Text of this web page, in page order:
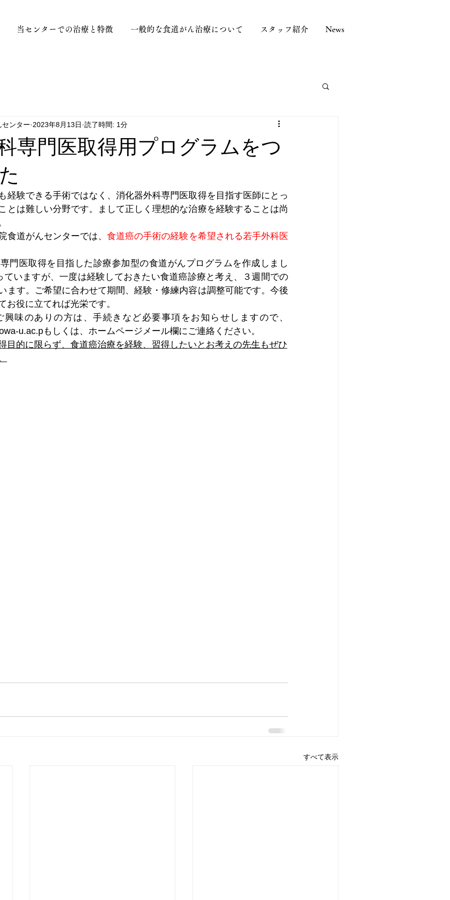
当センターでの治療と特徴 一般的な食道がん治療について スタッフ紹介 News
専門医取得用プログラムをつ
ンター 2023年8月13日 読了時間: 1分
経験できる手術ではなく、消化器外科専門医取得を目指す医師にとっ
とは難しい分野です。まして正しく理想的な治療を経験することは尚
食道がんセンターでは、食道癌の手術の経験を希望される若手外科医
門医取得を目指した診療参加型の食道がんプログラムを作成しまし
ていますが、一度は経験しておきたい食道癌診療と考え、３週間での
ます。ご希望に合わせて期間、経験・修練内容は調整可能です。今後
お役に立てれば光栄です。
興味のありの方は、手続きなど必要事項をお知らせしますので、
u.ac.pもしくは、ホームページメール欄にご連絡ください。
目的に限らず、食道癌治療を経験、習得したいとお考えの先生もぜひ
すべて表示